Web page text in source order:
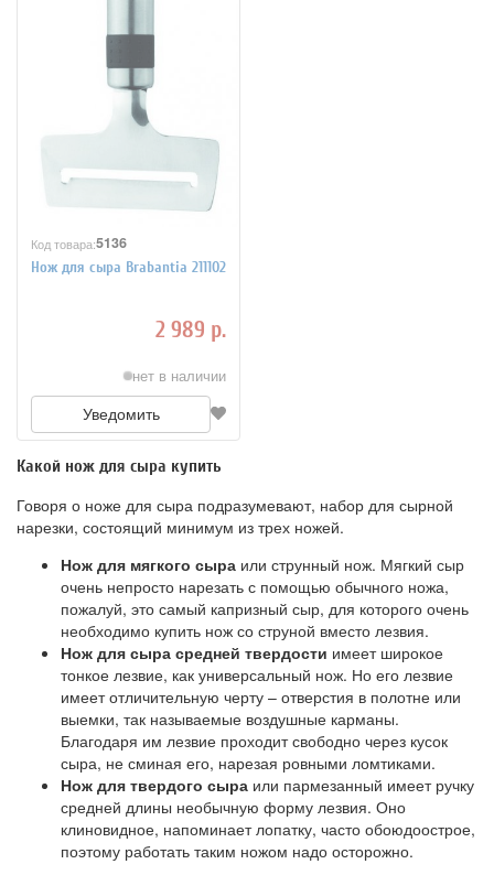
Код товара:5136
Нож для сыра Brabantia 211102
2 989 р.
нет в наличии
Уведомить
Какой нож для сыра купить
Говоря о ноже для сыра подразумевают, набор для сырной
нарезки, состоящий минимум из трех ножей.
Нож для мягкого сыра или струнный нож. Мягкий сыр
очень непросто нарезать с помощью обычного ножа,
пожалуй, это самый капризный сыр, для которого очень
необходимо купить нож со струной вместо лезвия.
Нож для сыра средней твердости имеет широкое
тонкое лезвие, как универсальный нож. Но его лезвие
имеет отличительную черту – отверстия в полотне или
выемки, так называемые воздушные карманы.
Благодаря им лезвие проходит свободно через кусок
сыра, не сминая его, нарезая ровными ломтиками.
Нож для твердого сыра или пармезанный имеет ручку
средней длины необычную форму лезвия. Оно
клиновидное, напоминает лопатку, часто обоюдоострое,
поэтому работать таким ножом надо осторожно.